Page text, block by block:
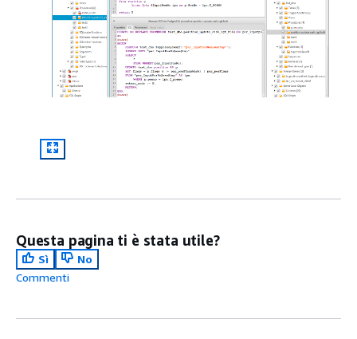
Questa pagina ti è stata utile?
Sì
No
Commenti